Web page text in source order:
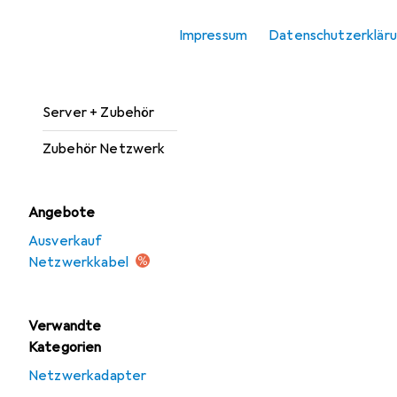
Impressum
Server + Zubehör
Zubehör Netzwerk
Angebote
Ausverkauf
Netzwerkkabel
Verwandte
Kategorien
Netzwerkadapter